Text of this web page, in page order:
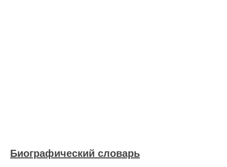
Биографический словарь